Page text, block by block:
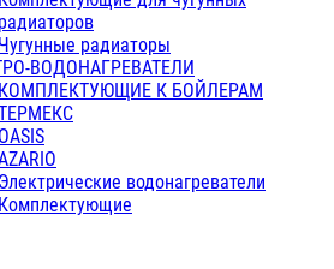
радиаторов
Чугунные радиаторы
ВОДОНАГРЕВАТЕЛИ
КОМПЛЕКТУЮЩИЕ К БОЙЛЕРАМ
OASIS
Электрические водонагреватели
Комплектующие